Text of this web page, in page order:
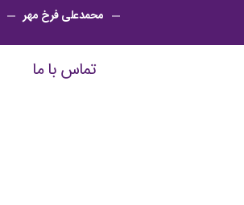
محمدعلی فرخ مهر
تماس با ما